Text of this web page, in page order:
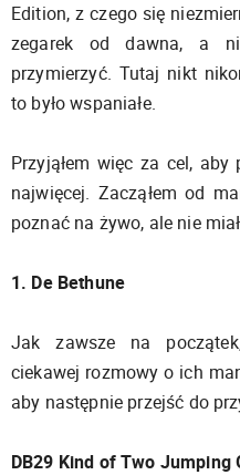
Edition, z czego się
zegarek od dawna, a
przymierzyć. Tutaj nikt
to było wspaniałe.
Przyjąłem więc za cel,
najwięcej. Zacząłem od
poznać na żywo, ale nie
1. De Bethune
Jak zawsze na
ciekawej rozmowy o ich
aby następnie przejść do
DB29 Kind of Two